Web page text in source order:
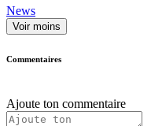
News
Voir moins
Commentaires
Ajoute ton commentaire